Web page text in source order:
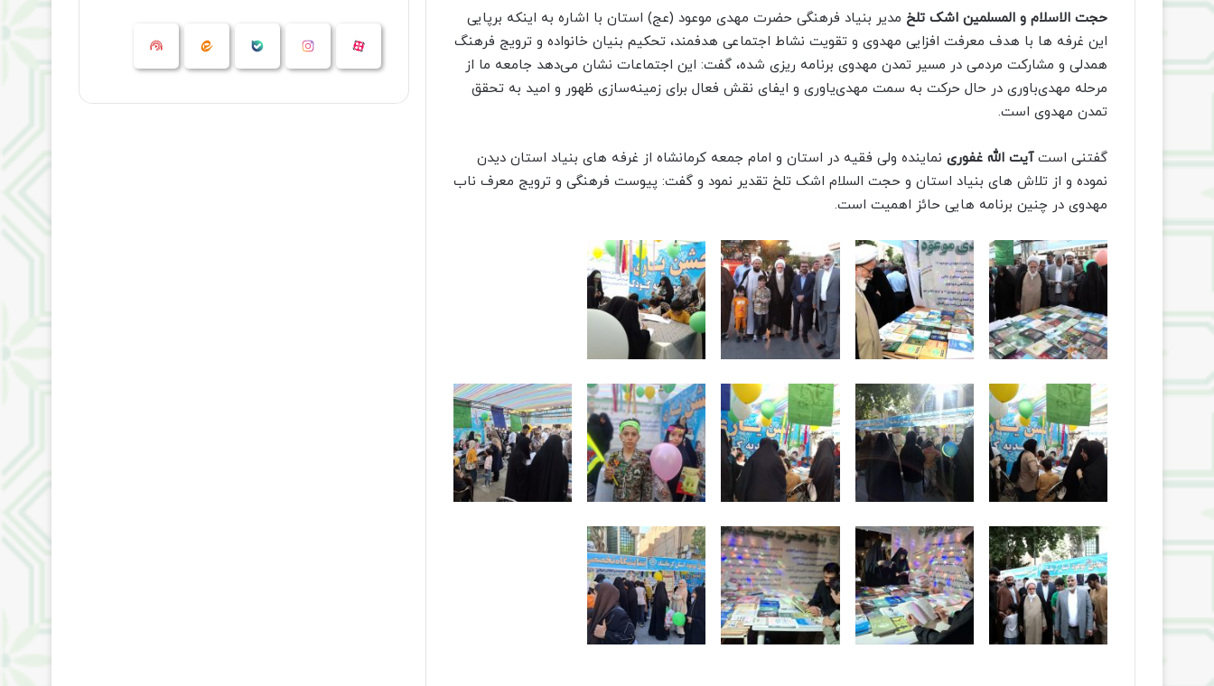
حجت الاسلام و المسلمین اشک تلخ مدیر بنیاد فرهنگی حضرت مهدی موعود (عج) استان با اشاره به اینکه برپایی
این غرفه ها با هدف معرفت افزایی مهدوی و تقویت نشاط اجتماعی هدفمند، تحکیم بنیان خانواده و ترویج فرهنگ
همدلی و مشارکت مردمی در مسیر تمدن مهدوی برنامه ریزی شده، گفت: این اجتماعات نشان می‌دهد جامعه ما از
مرحله مهدی‌باوری در حال حرکت به سمت مهدی‌یاوری و ایفای نقش فعال برای زمینه‌سازی ظهور و امید به تحقق
تمدن مهدوی است.
گفتنی استآیت الله غفوری نماینده ولی فقیه در استان و امام جمعه کرمانشاه از غرفه های بنیاد استان دیدن
نموده و از تلاش های بنیاد استان و حجت السلام اشک تلخ تقدیر نمود و گفت: پیوست فرهنگی و ترویج معرف ناب
مهدوی در چنین برنامه هایی حائز اهمیت است.
آپارات اینستاگرام ایتا